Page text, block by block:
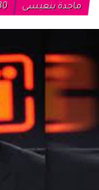
ماجدة بنعيسى 16:30 -